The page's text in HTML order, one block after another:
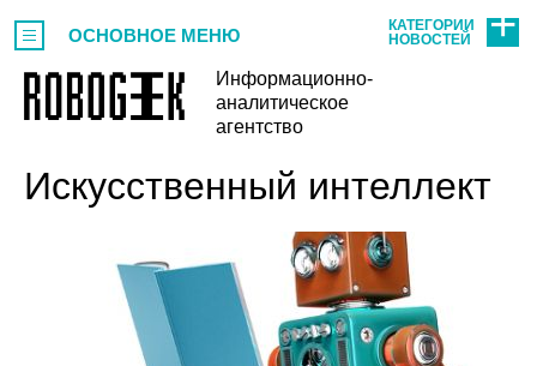
Информационно-
аналитическое
агентство
ОСНОВНОЕ МЕНЮ
КАТЕГОРИИ
НОВОСТЕЙ
Искусственный интеллект